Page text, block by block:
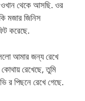
থেকে আসছি. ওর
মজার জিনিস
করেছে.
আমার জন্য রেখে
রেখেছে, তুমি
র পিছনে রেখে গেছে.